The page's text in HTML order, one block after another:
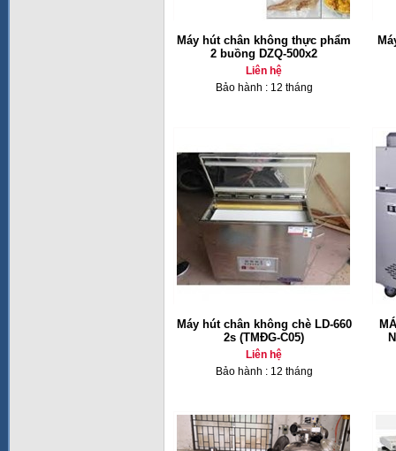
Máy hút chân không thực phẩm
2 buồng DZQ-500x2
Liên hệ
Bảo hành : 12 tháng
Máy hút chân không chè LD-660
2s (TMĐG-C05)
Liên hệ
Bảo hành : 12 tháng